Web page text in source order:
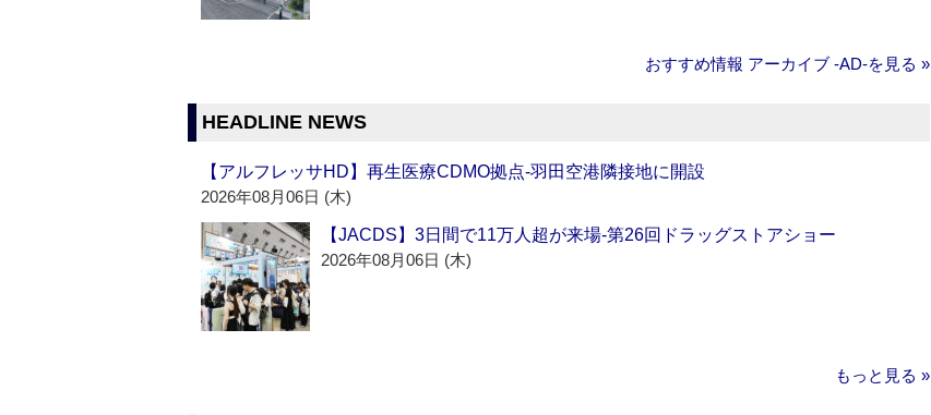
おすすめ情報 アーカイブ ‐AD‐を見る »
HEADLINE NEWS
【アルフレッサHD】再生医療CDMO拠点‐羽田空港隣接地に開設
2026年08月06日 (木)
【JACDS】3日間で11万人超が来場‐第26回ドラッグストアショー
2026年08月06日 (木)
もっと見る »